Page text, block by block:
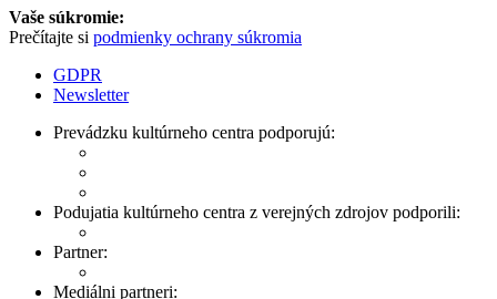
Vaše súkromie:
Prečítajte si podmienky ochrany súkromia
GDPR
Newsletter
Prevádzku kultúrneho centra podporujú:
Podujatia kultúrneho centra z verejných zdrojov podporili:
Partner:
Mediálni partneri: